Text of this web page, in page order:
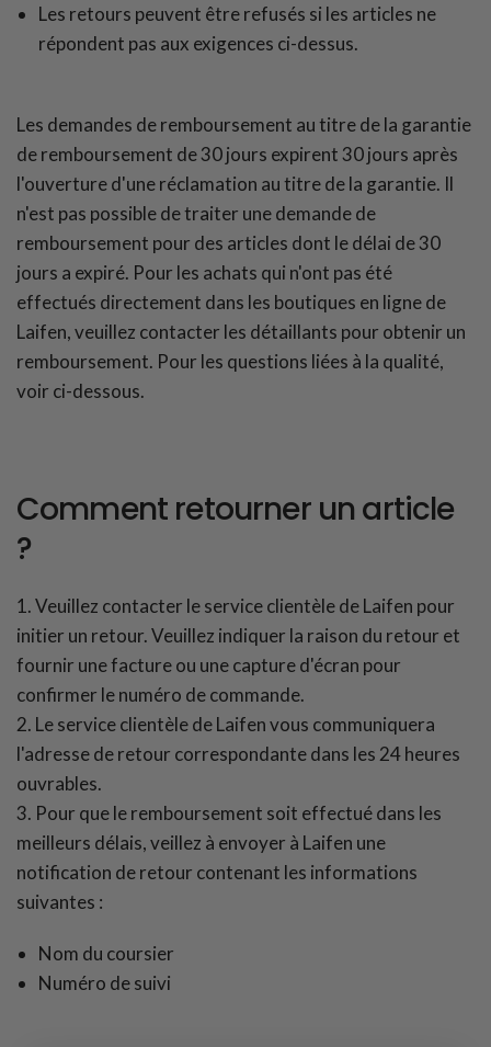
Les retours peuvent être refusés si les articles ne
répondent pas aux exigences ci-dessus.
Les demandes de remboursement au titre de la garantie
de remboursement de 30 jours expirent 30 jours après
l'ouverture d'une réclamation au titre de la garantie. Il
n'est pas possible de traiter une demande de
remboursement pour des articles dont le délai de 30
jours a expiré. Pour les achats qui n'ont pas été
effectués directement dans les boutiques en ligne de
Laifen, veuillez contacter les détaillants pour obtenir un
remboursement. Pour les questions liées à la qualité,
voir ci-dessous.
Comment retourner un article
?
1. Veuillez contacter le service clientèle de Laifen pour
initier un retour. Veuillez indiquer la raison du retour et
fournir une facture ou une capture d'écran pour
confirmer le numéro de commande.
2. Le service clientèle de Laifen vous communiquera
l'adresse de retour correspondante dans les 24 heures
ouvrables.
3. Pour que le remboursement soit effectué dans les
meilleurs délais, veillez à envoyer à Laifen une
notification de retour contenant les informations
suivantes :
Nom du coursier
Numéro de suivi